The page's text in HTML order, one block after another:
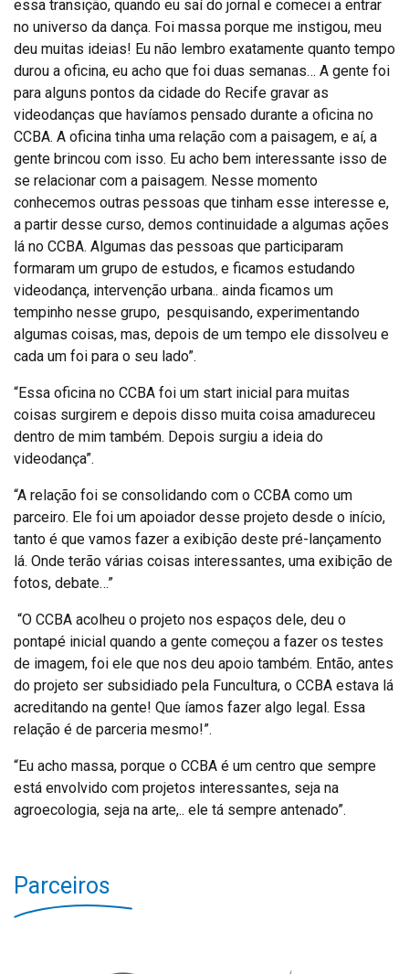
essa transição, quando eu saí do jornal e comecei a entrar
no universo da dança. Foi massa porque me instigou, meu
deu muitas ideias! Eu não lembro exatamente quanto tempo
durou a oficina, eu acho que foi duas semanas… A gente foi
para alguns pontos da cidade do Recife gravar as
videodanças que havíamos pensado durante a oficina no
CCBA. A oficina tinha uma relação com a paisagem, e aí, a
gente brincou com isso. Eu acho bem interessante isso de
se relacionar com a paisagem. Nesse momento
conhecemos outras pessoas que tinham esse interesse e,
a partir desse curso, demos continuidade a algumas ações
lá no CCBA. Algumas das pessoas que participaram
formaram um grupo de estudos, e ficamos estudando
videodança, intervenção urbana.. ainda ficamos um
tempinho nesse grupo, pesquisando, experimentando
algumas coisas, mas, depois de um tempo ele dissolveu e
cada um foi para o seu lado”.
“Essa oficina no CCBA foi um start inicial para muitas
coisas surgirem e depois disso muita coisa amadureceu
dentro de mim também. Depois surgiu a ideia do
videodança”.
“A relação foi se consolidando com o CCBA como um
parceiro. Ele foi um apoiador desse projeto desde o início,
tanto é que vamos fazer a exibição deste pré-lançamento
lá. Onde terão várias coisas interessantes, uma exibição de
fotos, debate…”
“O CCBA acolheu o projeto nos espaços dele, deu o
pontapé inicial quando a gente começou a fazer os testes
de imagem, foi ele que nos deu apoio também. Então, antes
do projeto ser subsidiado pela Funcultura, o CCBA estava lá
acreditando na gente! Que íamos fazer algo legal. Essa
relação é de parceria mesmo!”.
“Eu acho massa, porque o CCBA é um centro que sempre
está envolvido com projetos interessantes, seja na
agroecologia, seja na arte,.. ele tá sempre antenado”.
Parceiros